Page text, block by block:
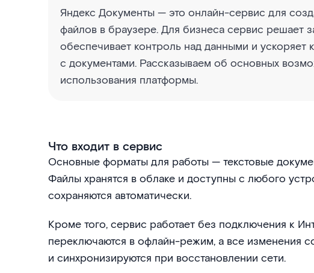
Яндекс Документы — это онлайн-сервис для
файлов в браузере. Для бизнеса сервис решает
обеспечивает контроль над данными и ускоряет
с документами. Рассказываем об основных
использования платформы.
Что входит в сервис
Основные форматы для работы — текстовые
Файлы хранятся в облаке и доступны с любого
сохраняются автоматически.
Кроме того, сервис работает без подключения к
переключаются в офлайн-режим, а все изменения
и синхронизируются при восстановлении сети.